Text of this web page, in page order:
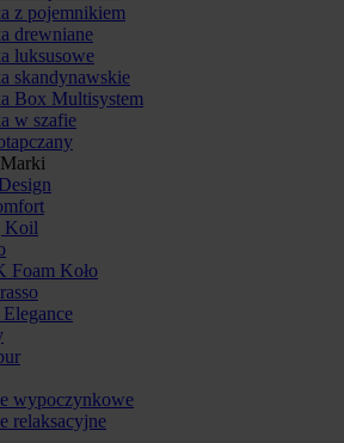
z pojemnikiem
drewniane
luksusowe
skandynawskie
Box Multisystem
w szafie
Koil
Foam Koło
wypoczynkowe
relaksacyjne